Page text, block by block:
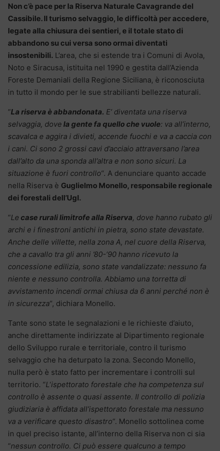
Non c’è pace per la Riserva Naturale Cavagrande del
Cassibile. Il turismo selvaggio, le difficoltà per accedere,
legate alla chiusura dei sentieri, e il totale stato di
abbandono su cui versa sono ormai diventati
insostenibili. L’area, che si estende tra i Comuni di Avola,
Noto e Siracusa, istituita nel 1990 e gestita dall’Azienda
Foreste Demaniali della Regione Siciliana, è riconosciuta
in tutto il mondo per le sue strabilianti bellezze naturali.
“La riserva è abbandonata. E’ diventata una riserva
selvaggia, dove la gente fa quello che vuole: va all’interno,
scavalca e aggira i divieti, accende fuochi e va a caccia con
i cani. Ci sono 2 grossi cavi d’acciaio attraversano l’area
dall’alto da una sponda all’altra e non sono sicuri. La
situazione è fuori controllo“. A denunciare quanto accade
nella Riserva è Guglielmo Monello, responsabile regionale
dei forestali dell’Ugl.
“Le case rurali limitrofe alla Riserva, dove hanno rubato gli
archi e i finestroni antichi in pietra, sono state devastate.
Anche delle villette, nella zona A, nel cuore della Riserva,
che a cavallo tra gli anni ’80-’90 hanno ricevuto la
concessione edilizia, sono state vandalizzate: nessuno fa
niente e nessuno controlla. Abbiamo una torretta di
avvistamento incendi ormai chiusa da 6 anni perché non è
in sicurezza“, dichiara Monello.
Tante sono state le segnalazioni e le richieste d’aiuto,
anche direttamente indirizzate al Dipartimento regionale
dello Sviluppo rurale e territoriale, contro il turismo
selvaggio che ha deturpato la zona. Secondo Monello,
nulla però è stato fatto per incrementare i controlli sul
territorio. “L ‘ispettorato forestale che ha competenza sul
controllo è assente o quasi assente. Il controllo di polizia
giudiziaria è affidata all’ispettorato forestale ma nessuno
va a verificare questo disastro“. Monello sottolinea come
in quel preciso istante, all’interno della Riserva non ci sia
“nessun controllo. Ci può essere qualcuno a tempo